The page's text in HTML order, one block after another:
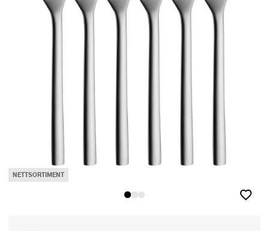
NETTSORTIMENT